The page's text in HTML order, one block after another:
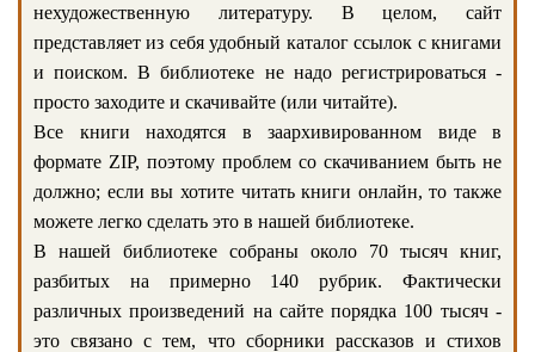
нехудожественную литературу. В целом, сайт
представляет из себя удобный каталог ссылок с книгами
и поиском. В библиотеке не надо регистрироваться -
просто заходите и скачивайте (или читайте).
Все книги находятся в заархивированном виде в
формате ZIP, поэтому проблем со скачиванием быть не
должно; если вы хотите читать книги онлайн, то также
можете легко сделать это в нашей библиотеке.
В нашей библиотеке собраны около 70 тысяч книг,
разбитых на примерно 140 рубрик. Фактически
различных произведений на сайте порядка 100 тысяч -
это связано с тем, что сборники рассказов и стихов